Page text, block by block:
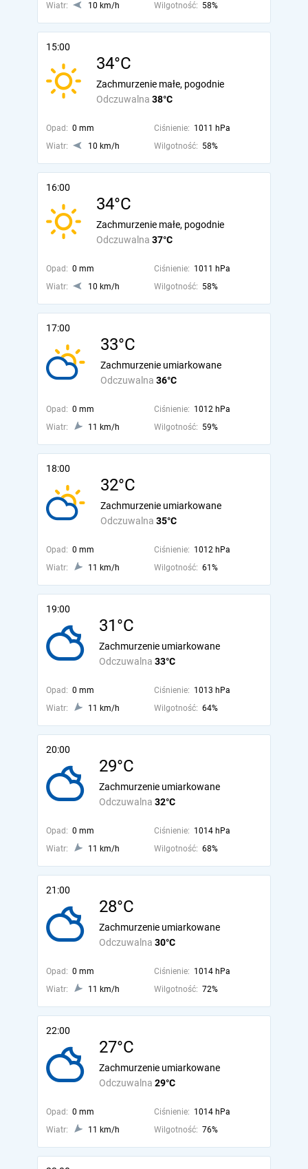
Wiatr:
10 km/h Wilgotność: 58%
15:00
34°C
Odczuwalna 38°C
Zachmurzenie małe, pogodnie
Opad: 0 mm Ciśnienie: 1011 hPa
Wiatr:
10 km/h Wilgotność: 58%
16:00
34°C
Odczuwalna 37°C
Zachmurzenie małe, pogodnie
Opad: 0 mm Ciśnienie: 1011 hPa
Wiatr:
10 km/h Wilgotność: 58%
17:00
33°C
Odczuwalna 36°C
Zachmurzenie umiarkowane
Opad: 0 mm Ciśnienie: 1012 hPa
Wiatr:
11 km/h Wilgotność: 59%
18:00
32°C
Odczuwalna 35°C
Zachmurzenie umiarkowane
Opad: 0 mm Ciśnienie: 1012 hPa
Wiatr:
11 km/h Wilgotność: 61%
19:00
31°C
Odczuwalna 33°C
Zachmurzenie umiarkowane
Opad: 0 mm Ciśnienie: 1013 hPa
Wiatr:
11 km/h Wilgotność: 64%
20:00
29°C
Odczuwalna 32°C
Zachmurzenie umiarkowane
Opad: 0 mm Ciśnienie: 1014 hPa
Wiatr:
11 km/h Wilgotność: 68%
21:00
28°C
Odczuwalna 30°C
Zachmurzenie umiarkowane
Opad: 0 mm Ciśnienie: 1014 hPa
Wiatr:
11 km/h Wilgotność: 72%
22:00
27°C
Odczuwalna 29°C
Zachmurzenie umiarkowane
Opad: 0 mm Ciśnienie: 1014 hPa
Wiatr:
11 km/h Wilgotność: 76%